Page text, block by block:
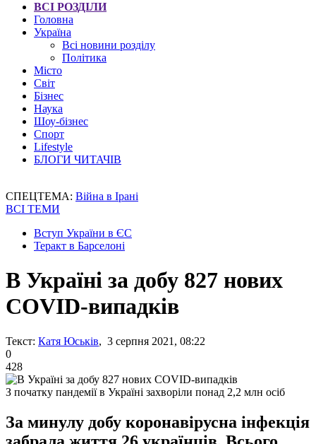
ВСІ РОЗДІЛИ
Головна
Україна
Всі новини розділу
Політика
Місто
Світ
Бізнес
Наука
Шоу-бізнес
Спорт
Lifestyle
БЛОГИ ЧИТАЧІВ
СПЕЦТЕМА: Війна в Ірані
ВСІ ТЕМИ
Вступ України в ЄС
Теракт в Барселоні
В Україні за добу 827 нових
COVID-випадків
Текст: Катя Юськів, 3 серпня 2021, 08:22
0
428
З початку пандемії в Україні захворіли понад 2,2 млн осіб
За минулу добу коронавірусна інфекція